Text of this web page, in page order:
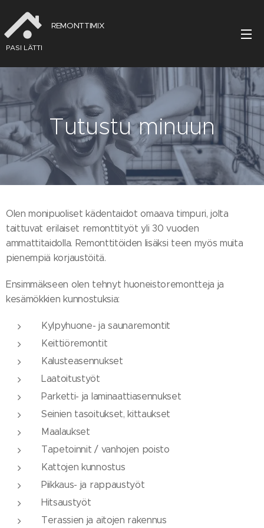
REMONTTIMIX
PASI LÄTTI
Tutustu minuun
Olen monipuoliset kädentaidot omaava timpuri, jolta
taittuvat erilaiset remonttityöt yli 30 vuoden
ammattitaidolla. Remonttitöiden lisäksi teen myös muita
pienempiä korjaustöitä.
Ensimmäkseen olen tehnyt huoneistoremontteja ja
kesämökkien kunnostuksia:
Kylpyhuone- ja saunaremontit
Keittiöremontit
Kalusteasennukset
Laatoitustyöt
Parketti- ja laminaattiasennukset
Seinien tasoitukset, kittaukset
Maalaukset
Tapetoinnit / vanhojen poisto
Kattojen kunnostus
Piikkaus- ja rappaustyöt
Hitsaustyöt
Terassien ja aitojen rakennus